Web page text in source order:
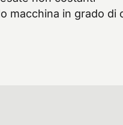
macchina in grado di